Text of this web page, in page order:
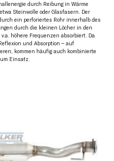
durch Reibung in Wärme
Steinwolle oder Glasfasern. Der
ein perforiertes Rohr innerhalb des
durch die kleinen Löcher in den
höhere Frequenzen absorbiert. Da
und Absorption – auf
kommen häufig auch kombinierte
Einsatz.